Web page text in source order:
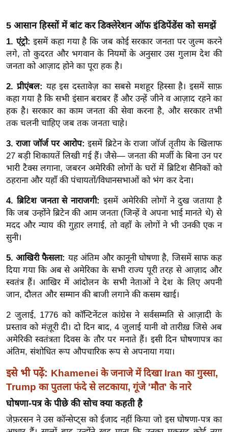
ड
फि
ल्म
मी
क्षा
B
r
e
a
k
i
g
N
e
s
ला
इ
स्टा
इ
ल
क्नॉ
लॉ
जी
ब्यू
टी
5 आसान हिस्सों में बांट कर डिक्लेरेशन ऑफ इंडिपेंडेंस को समझें
1. एंट्रो:इसमें कहा गया है कि जब कोई सरकार जनता पर जुल्म करने
लगे, तो कुदरत और भगवान के नियमों के अनुसार उस गुलाम देश की
जनता को आज़ाद होने का पूरा हक है।
2. प्रीएंबल: यह इस दस्तावेज़ का सबसे मशहूर हिस्सा है। इसमें साफ़
कहा गया है कि सभी इंसान बराबर हैं और उन्हें जीने व आज़ाद रहने का
हक है। सरकार का काम जनता की सेवा करना है, और सरकार तभी
तक चलनी चाहिए जब तक जनता चाहे।
3. राजा जॉर्ज पर आरोप:इसमें ब्रिटेन के राजा जॉर्ज तृतीय के खिलाफ
27 बड़ी शिकायतें लिखी गई हैं। जैसे— जनता की मर्जी के बिना उन पर
भारी टैक्स लगाना, जबरन अमेरिकी लोगों के घरों में ब्रिटिश सैनिकों को
ठहराना और यहाँ की पंचायतों/विधानसभाओं को भंग कर देना।
4. ब्रिटिश जनता से नाराजगी: इसमें अमेरिकी लोगों ने दुख जताया है
कि जब उन्होंने ब्रिटेन की आम जनता (जिन्हें वे अपना भाई मानते थे) से
मदद और न्याय की गुहार लगाई, तो वहाँ के लोगों ने भी उनकी एक न
सुनी।
5. आखिरी फैसला: यह अंतिम और कानूनी घोषणा है, जिसमें साफ कह
दिया गया कि अब से अमेरिका के सभी राज्य पूरी तरह से आज़ाद और
स्वतंत्र हैं। आखिर में आंदोलन के सभी नेताओं ने देश के लिए अपनी
जान, दौलत और सम्मान की बाजी लगाने की कसम खाई।
2 जुलाई, 1776 को कॉन्टिनेंटल कांग्रेस ने सर्वसम्मति से आज़ादी के
प्रस्ताव को मंज़ूरी दी। दो दिन बाद, 4 जुलाई यानी वो तारीख़ जिसे अब
अमेरिकी स्वतंत्रता दिवस के तौर पर मनाते हैं। इसी दिन घोषणापत्र का
अंतिम, संशोधित रूप औपचारिक रूप से अपनाया गया।
इसे भी पढ़ें: Khamenei के जनाजे में दिखा Iran का गुस्सा,
Trump का पुतला फंदे से लटकाया, गूंजे 'मौत' के नारे
घोषणा-पत्र के पीछे की सोच क्या कहती है
जेफ़रसन ने उस कॉन्सेप्ट्स को ईजाद नहीं किया जो इस घोषणा-पत्र का